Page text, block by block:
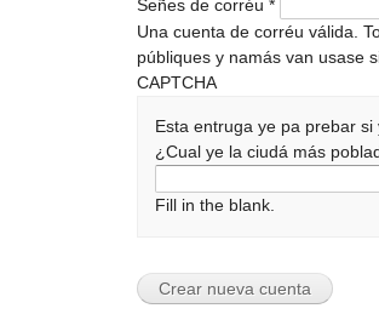
Señes de corréu *
Una cuenta de corréu válida.
públiques y namás van usase
CAPTCHA
Esta entruga ye pa prebar
¿Cual ye la ciudá más
Fill in the blank.